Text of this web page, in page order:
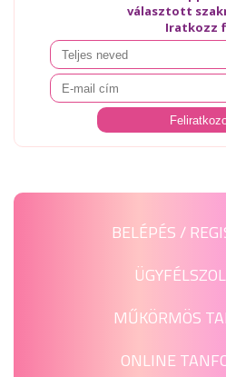
választott
Iratkozz
BELÉPÉS /
MŰKÖRMÖS
ONLINE